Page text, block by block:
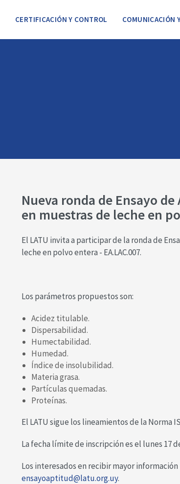
CERTIFICACIÓN Y CONTROL COMUNICACIÓN
Nueva ronda de Ensayo
en muestras de leche en
El LATU invita a participar de la ronda de
leche en polvo entera - EA.LAC.007.
Los parámetros propuestos son:
Acidez titulable.
Dispersabilidad.
Humectabilidad.
Humedad.
Índice de insolubilidad.
Materia grasa.
Partículas quemadas.
Proteínas.
El LATU sigue los lineamientos de la Norma
La fecha límite de inscripción es el lunes 17
Los interesados en recibir mayor
ensayoaptitud@latu.org.uy.